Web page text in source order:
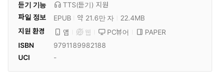
듣기 기능
TTS(듣기) 지원
파일 정보
EPUB 약 21.6만 자
22.4MB
지원 환경
앱 웹 PC뷰어
PAPER
ISBN
9791189982188
UCI
-